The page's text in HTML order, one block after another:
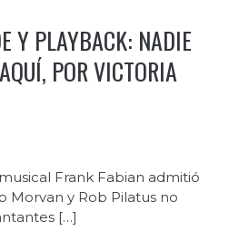
Y PLAYBACK: NADIE
POR VICTORIA
Frank Fabian admitió
Morvan y Rob Pilatus no
[…]